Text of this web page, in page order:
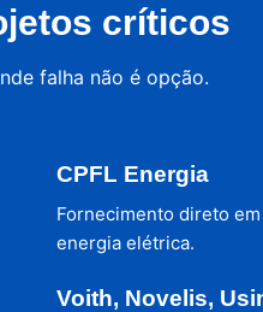
críticos
falha não é opção.
CPFL Energia
Fornecimento direto
energia elétrica.
Voith, Novelis,